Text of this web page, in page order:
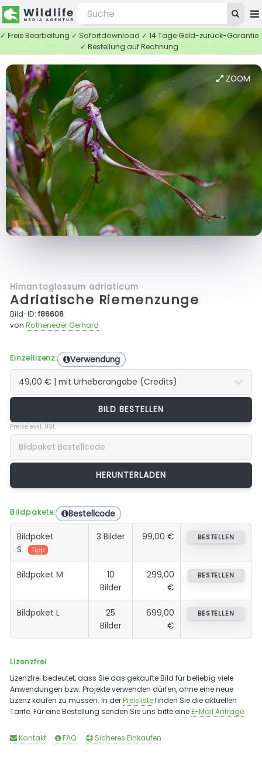
✓ Freie Bearbeitung ✓ Sofortdownload ✓ 14 Tage Geld-zurück-Garantie
✓ Bestellung auf Rechnung
ZOOM
Himantoglossum adriaticum
Adriatische Riemenzunge
Bild-ID:f86606
vonRotheneder Gerhard
Einzellizenz: Verwendung
BILD BESTELLEN
Preise exkl. USt.
Bildpakete: Bestellcode
Bildpaket
S
Tipp
3 Bilder 99,00 € BESTELLEN
Bildpaket M
10
Bilder
299,00
€
BESTELLEN
Bildpaket L
25
Bilder
699,00
€
BESTELLEN
Lizenzfrei
Lizenzfrei bedeutet, dass Sie das gekaufte Bild für beliebig viele
Anwendungen bzw. Projekte verwenden dürfen, ohne eine neue
Lizenz kaufen zu müssen. In derPreislistefinden Sie die aktuellen
Tarife. Für eine Bestellung senden Sie uns bitte eineE-Mail Anfrage.
Kontakt FAQ Sicheres Einkaufen